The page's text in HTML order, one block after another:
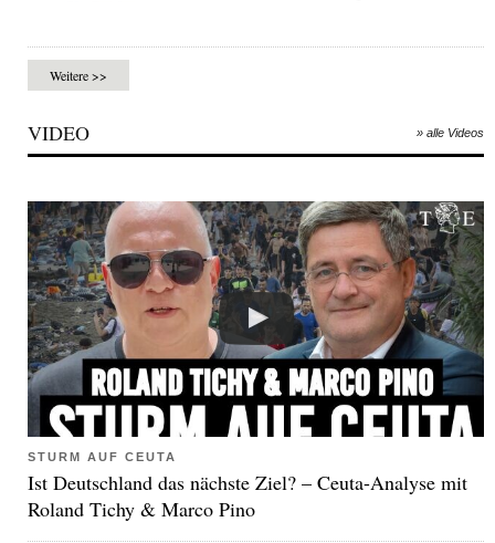
Weitere >>
VIDEO » alle Videos
STURM AUF CEUTA
Ist Deutschland das nächste Ziel? – Ceuta-Analyse mit
Roland Tichy & Marco Pino